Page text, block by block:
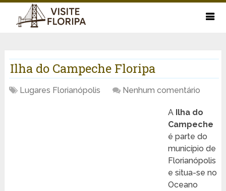
Ilha do Campeche Floripa
Lugares Florianópolis Nenhum comentário
A Ilha do
Campeche
é parte do
município de
Florianópolis
e situa-se no
Oceano